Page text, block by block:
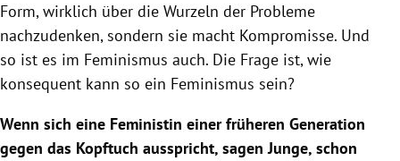
Form, wirklich über die Wurzeln der Probleme
nachzudenken, sondern sie macht Kompromisse. Und
so ist es im Feminismus auch. Die Frage ist, wie
konsequent kann so ein Feminismus sein?
Wenn sich eine Feministin einer früheren Generation
gegen das Kopftuch ausspricht, sagen Junge, schon